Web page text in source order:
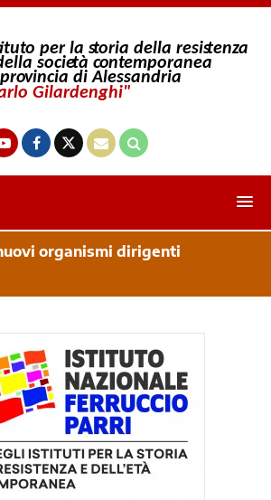
organismi dirigenti